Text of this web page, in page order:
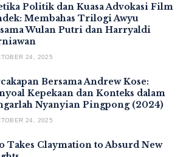
Politik dan Kuasa Advokasi Film
Membahas Trilogi Awyu
Wulan Putri dan Harryaldi
24, 2025
Bersama Andrew Kose:
Kepekaan dan Konteks dalam
Nyanyian Pingpong (2024)
24, 2025
Takes Claymation to Absurd New